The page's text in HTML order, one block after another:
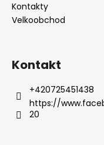
Kontakty
Velkoobchod
Kontakt
+420725451438
https://
20